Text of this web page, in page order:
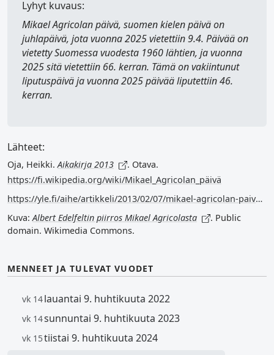
Lyhyt kuvaus:
Mikael Agricolan päivä, suomen kielen päiväon
juhlapäivä, jota vuonna 2025 vietettiin 9.4. Päivää on
vietetty Suomessa vuodesta 1960 lähtien, ja vuonna
2025 sitä vietettiin 66. kerran. Tämä on vakiintunut
liputuspäivä ja vuonna 2025 päivää liputettiin 46.
kerran.
Lähteet:
Oja, Heikki.Aikakirja 2013
. Otava.
https://fi.wikipedia.org/wiki/Mikael_Agricolan_päivä
https://yle.fi/aihe/artikkeli/2013/02/07/mikael-agricolan-paiva-94
Kuva:Albert Edelfeltin piirros Mikael Agricolasta
. Public
domain. Wikimedia Commons.
MENNEET JA TULEVAT VUODET
vk 14lauantai 9. huhtikuuta 2022
vk 14sunnuntai 9. huhtikuuta 2023
vk 15tiistai 9. huhtikuuta 2024